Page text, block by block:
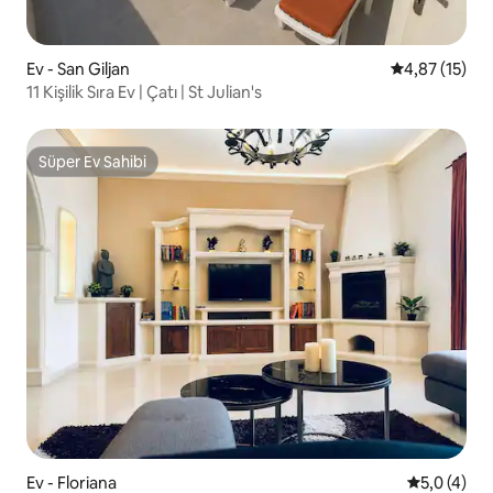
Ev - San Giljan 5 üzerinden
4,87 (15)
11 Kişilik Sıra Ev | Çatı | St Julian's
Süper Ev Sahibi
Süper Ev Sahibi
Ev - Floriana 55,0 (4)